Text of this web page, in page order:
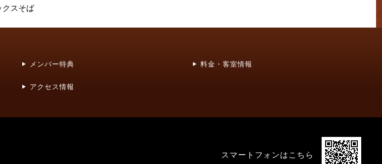
スそば
メンバー特典 料金・客室情報
アクセス情報
スマートフォンはこちら